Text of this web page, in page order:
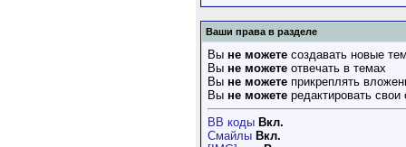
Ваши права в разделе
Вы не можете создавать новые
Вы не можете отвечать в темах
Вы не можете прикреплять
Вы не можете редактировать
BB коды Вкл.
Смайлы Вкл.